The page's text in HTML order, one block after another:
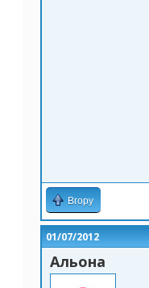
Вгору
01/07/2012
Альона